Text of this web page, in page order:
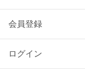
会員登録
ログイン